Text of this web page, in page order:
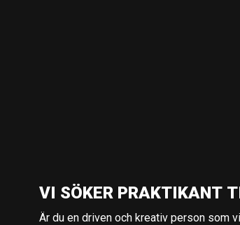
VI SÖKER PRAKTIKANT
Är du en driven och kreativ person som